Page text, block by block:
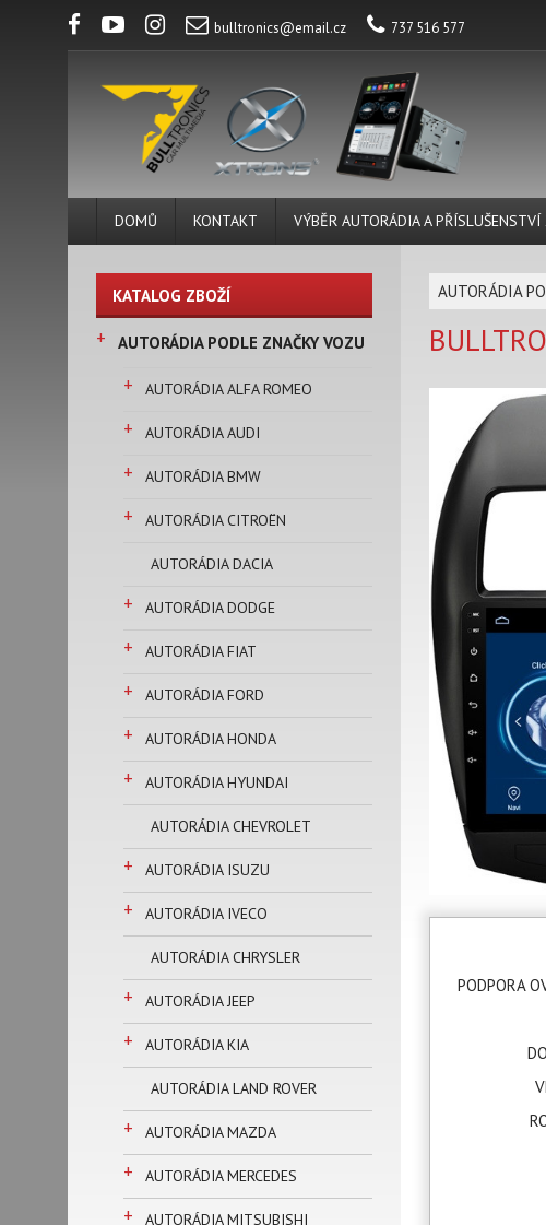
bulltronics@email.cz 737 516 577
DOMŮ KONTAKT VÝBĚR AUTORÁDIA A
KATALOG ZBOŽÍ
+ AUTORÁDIA PODLE ZNAČKY VOZU
+ AUTORÁDIA ALFA ROMEO
+ AUTORÁDIA AUDI
+ AUTORÁDIA BMW
+ AUTORÁDIA CITROËN
AUTORÁDIA DACIA
+ AUTORÁDIA DODGE
+ AUTORÁDIA FIAT
+ AUTORÁDIA FORD
+ AUTORÁDIA HONDA
+ AUTORÁDIA HYUNDAI
AUTORÁDIA CHEVROLET
+ AUTORÁDIA ISUZU
+ AUTORÁDIA IVECO
AUTORÁDIA CHRYSLER
+ AUTORÁDIA JEEP
+ AUTORÁDIA KIA
AUTORÁDIA LAND ROVER
+ AUTORÁDIA MAZDA
+ AUTORÁDIA MERCEDES
+ AUTORÁDIA MITSUBISHI
AUTORÁDIA
PODPORA